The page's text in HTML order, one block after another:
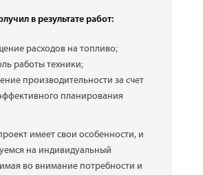
в результате работ:
расходов на топливо;
работы техники;
производительности за счет
планирования
имеет свои особенности, и
на индивидуальный
во внимание потребности и